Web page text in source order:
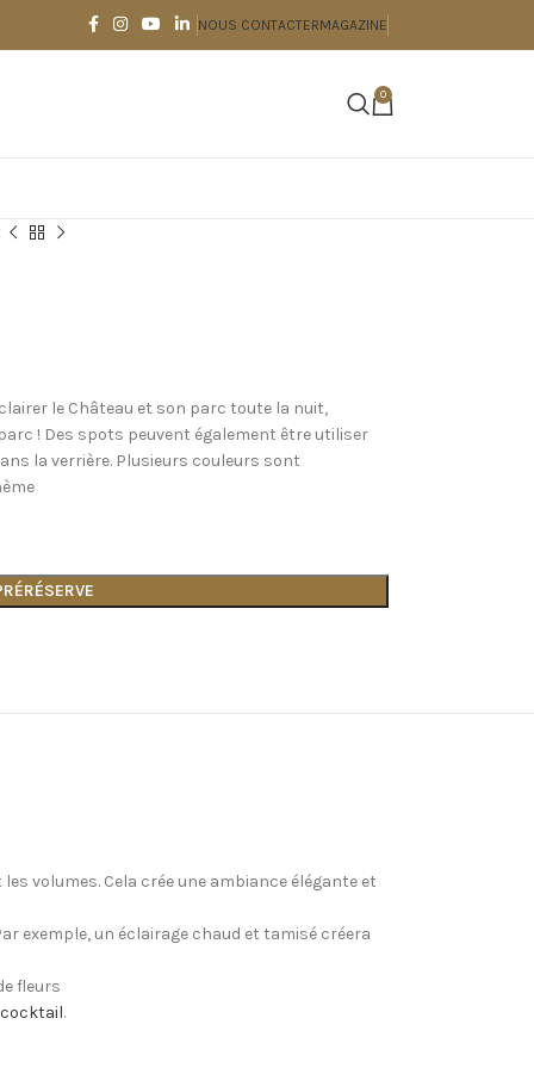
NOUS CONTACTERMAGAZINE
0
le Château et son parc toute la nuit,
! Des spots peuvent également être utiliser
la verrière. Plusieurs couleurs sont
volumes. Cela crée une ambiance élégante et
exemple, un éclairage chaud et tamisé créera
fleurs
cocktail.